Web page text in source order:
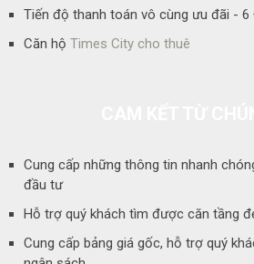
Tiến độ thanh toán vô cùng ưu đãi -
Căn hộ Times City cho thuê
Cung cấp những thông tin nhanh
đầu tư
Hỗ trợ quý khách tìm được căn tầng
Cung cấp bảng giá gốc, hỗ trợ quý